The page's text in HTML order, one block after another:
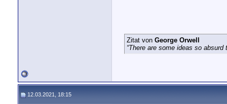
Zitat von George Orwell
“There are some ideas so
12.03.2021, 18:15